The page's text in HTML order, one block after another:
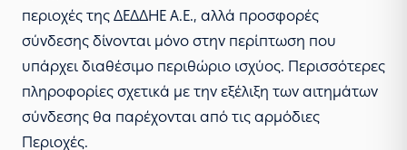
περιοχές της ΔΕΔΔΗΕ Α.Ε., αλλά προσφορές
σύνδεσης δίνονται μόνο στην περίπτωση που
υπάρχει διαθέσιμο περιθώριο ισχύος. Περισσότερες
πληροφορίες σχετικά με την εξέλιξη των αιτημάτων
σύνδεσης θα παρέχονται από τις αρμόδιες
Περιοχές.